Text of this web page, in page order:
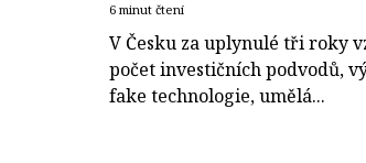
6 minut čtení
V Česku za uplynulé tři roky
počet investičních podvodů,
fake technologie, umělá...